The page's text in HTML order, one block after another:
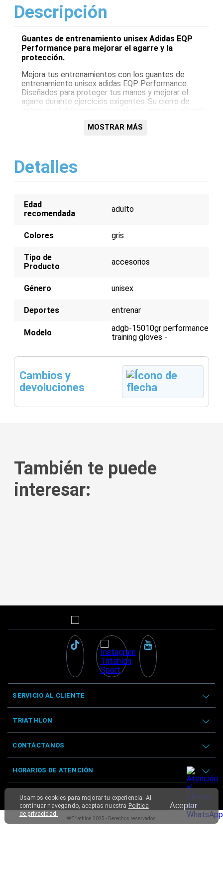
Aceptar
Usamos cookies para mejorar tu experiencia. Al
continuar navegando, aceptas nuestra Política
de privacidad.
Descripción
Guantes de entrenamiento unisex Adidas EQP
Performance para mejorar el agarre y la
protección.
Mejora tus entrenamientos con los guantes de
entrenamiento unisex adidas EQP Performance.
Diseñados para proteger tus manos y mejorar el
agarre durante ejercicios exigentes. Su cierre de
transpirables y duraderos, estos guantes te
Características:
Cierre de velcro ajustable para un ajuste seguro
Mejora el agarre para ejercicios exigentes
MOSTRAR MÁS
Detalles
Edad
recomendada
adulto
Colores gris
Tipo de
Producto
accesorios
Género unisex
Deportes entrenar
Modelo
adgb-15010gr performance
training gloves -
Cambios y
devoluciones
También te puede
interesar:
SERVICIO AL CLIENTE
TRIATHLON
CONTÁCTANOS
HORARIOS DE ATENCIÓN
© Triathlon 2025 - Derechos reservados